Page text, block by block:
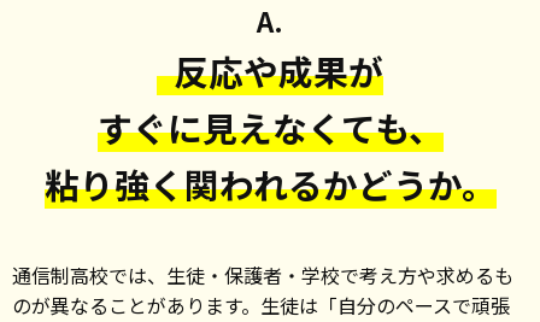
A.
反応や成果が
すぐに見えなくても、
粘り強く関われるかどうか。
通信制高校では、生徒・保護者・学校で考え方や求めるも
のが異なることがあります。生徒は「自分のペースで頑張